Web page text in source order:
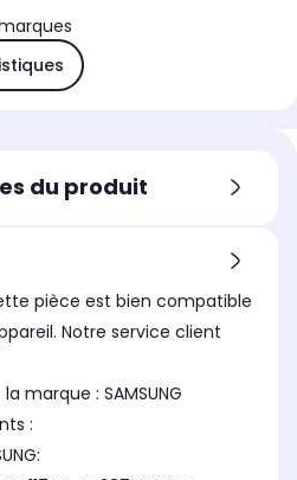
du produit
pièce est bien compatible
Notre service client
marque : SAMSUNG
: